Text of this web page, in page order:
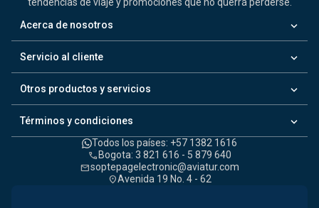
tendencias de viaje y promociones que no querrá perderse.
Acerca de nosotros
keyboard_arrow_down
Servicio al cliente keyboard_arrow_down
Otros productos y servicios keyboard_arrow_down
Términos y condiciones keyboard_arrow_down
Todos los países: +57 1382 1616
call Bogota: 3 821 616 - 5 879 640
mailsoptepagelectronic@aviatur.com
location_onAvenida 19 No. 4 - 62